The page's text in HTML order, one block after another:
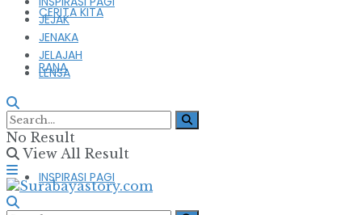
CERITA KITA
RANA
FIKSI & PUISI
INSPIRASI PAGI
JEJAK
JENAKA
JELAJAH
LENSA
No Result
View All Result